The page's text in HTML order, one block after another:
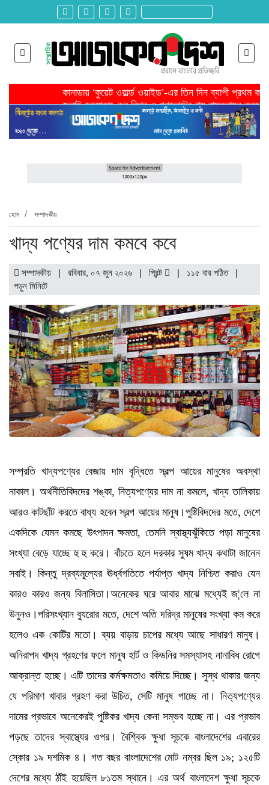
কানাডায় ‘কুয়েট ওয়ার্ল্ড ওয়াইড’-এর তিন দিন ব্যাপী প্রথম
জুলাই হত্যাকাণ্ডের বিচার ও গণভোটের রায় বাস্তবায়ন করতে
তরুণ উদ্ভাবক ও প্রযুক্তি উদ্যোক্তাদের পাশে থাকবে সরকার -
মাদরাসাকে অবহেলা করা শুরু মুজিব সরকারের আমল থেকে-
বাংলাদেশে এসে মার্কিন দূতের ভারতের হাইকমিশনারের সঙ্গে
হবিগঞ্জ ছাত্রদল সভাপতিসহ ১১ জনের বিরুদ্ধে এনসিপির
রাজনৈতিক লড়াইয়ে জিততে হলে সাংস্কৃতিক লড়াইয়ে জিততে
হোম সম্পাদকীয়
খাদ্য পণ্যের দাম কমবে কবে
সম্পাদকীয় | রবিবার, ০৭ জুন ২০২৬ | প্রিন্ট | ১১৫ বার পঠিত
|
পড়ুন মিনিটে
সম্প্রতি খাদ্যপণ্যের বেজায় দাম বৃদ্ধিতে স্বল্প আয়ের মানুষের অবস্থা
নাকাল। অর্থনীতিবিদদের শঙ্কা, নিত্যপণ্যের দাম না কমলে, খাদ্য তালিকায়
আরও কাটছাঁট করতে বাধ্য হবেন স্বল্প আয়ের মানুষ।পুষ্টিবিদদের মতে, দেশে
একদিকে যেমন কমছে উৎপাদন ক্ষমতা, তেমনি স্বাস্থ্যঝুঁকিতে পড়া মানুষের
সংখ্যা বেড়ে যাচ্ছে হু হু করে। বাঁচতে হলে দরকার সুষম খাদ্য কথাটা জানেন
সবাই। কিন্তু দ্রব্যমূল্যের ঊর্ধ্বগতিতে পর্যাপ্ত খাদ্য নিশ্চিত করাও যেন
কারও কারও জন্য বিলাসিতা।অনেকের ঘরে আবার মাঝে মধ্যেই জ¦লে না
উনুনও।পরিসংখ্যান ব্যুরোর মতে, দেশে অতি দরিদ্র মানুষের সংখ্যা কম করে
হলেও এক কোটির মতো। ব্যয় বাড়ায় চাপের মধ্যে আছে সাধারণ মানুষ।
অনিরাপদ খাদ্য গ্রহণের ফলে মানুষ হার্ট ও কিডনির সমস্যাসহ নানাবিধ রোগে
আক্রান্ত হচ্ছে। এটি তাদের কর্মক্ষমতাও কমিয়ে দিচ্ছে। সুস্থ থাকার জন্য
যে পরিমাণ খাবার গ্রহণ করা উচিত, সেটি মানুষ পাচ্ছে না। নিত্যপণ্যের
দামের প্রভাবে অনেকেরই পুষ্টিকর খাদ্য কেনা সম্ভব হচ্ছে না। এর প্রভাব
পড়ছে তাদের স্বাস্থ্যের ওপর। বৈশ্বিক ক্ষুধা সূচকে বাংলাদেশের এবারের
স্কোর ১৯ দশমিক ৪। গত বছর বাংলাদেশের মোট নম্বর ছিল ১৯; ১২৫টি
দেশের মধ্যে ঠাঁই হয়েছিল ৮১তম স্থানে। এর অর্থ বাংলাদেশ ক্ষুধা সূচকে